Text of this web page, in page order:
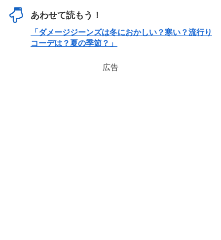
あわせて読もう！
「ダメージジーンズは冬におかしい？寒い？流行り
コーデは？夏の季節？」
広告